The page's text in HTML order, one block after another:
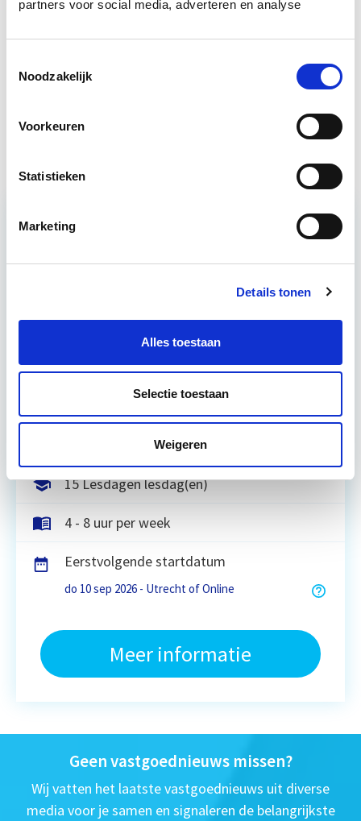
partners voor social media, adverteren en analyse
Noodzakelijk
Voorkeuren
Statistieken
Marketing
Details tonen
Alles toestaan
Selectie toestaan
Weigeren
Business Case voor Vastgoed- &
Start do
Circulair Bouwen Start do 24 sep
Vastgoedmanagement Start ma 14 sep
vastgoedprojecten te realiseren en/of te
verbeteren. De belangrijkste trends in vastgoed
Utrecht en/of online
15 Lesdagen lesdag(en)
4 - 8 uur per week
Eerstvolgende startdatum
do 10 sep 2026 - Utrecht of Online
Meer informatie
Geen vastgoednieuws missen?
Wij vatten het laatste vastgoednieuws uit diverse
media voor je samen en signaleren de belangrijkste